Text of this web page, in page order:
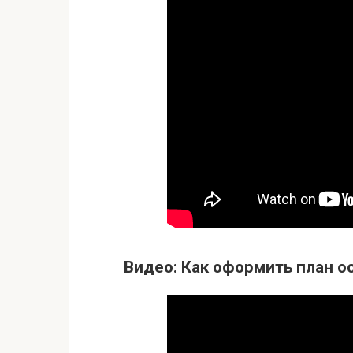
Видео: Как оформить план